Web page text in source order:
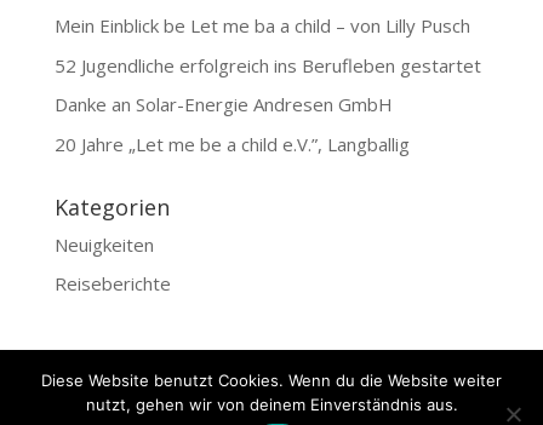
Mein Einblick be Let me ba a child – von Lilly Pusch
52 Jugendliche erfolgreich ins Berufleben gestartet
Danke an Solar-Energie Andresen GmbH
20 Jahre „Let me be a child e.V.”, Langballig
Kategorien
Neuigkeiten
Reiseberichte
Diese Website benutzt Cookies. Wenn du die Website weiter
nutzt, gehen wir von deinem Einverständnis aus.